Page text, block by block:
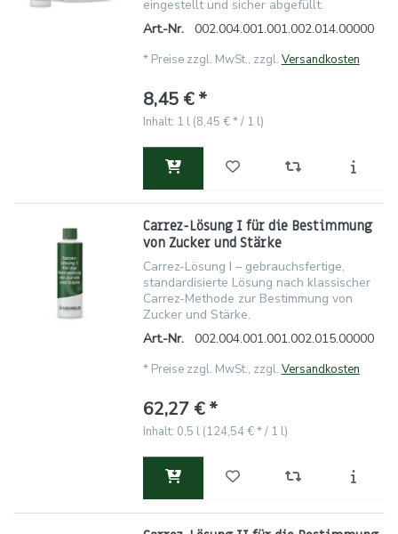
eingestellt und sicher abgefüllt.
Art.-Nr.
002.004.001.001.002.014.00000
* Preise zzgl. MwSt., zzgl. Versandkosten
8,45 € *
Inhalt: 1 l (8,45 € * / 1 l)
Carrez-Lösung I für die Bestimmung
von Zucker und Stärke
Carrez-Lösung I – gebrauchsfertige,
standardisierte Lösung nach klassischer
Carrez-Methode zur Bestimmung von
Zucker und Stärke.
Art.-Nr.
002.004.001.001.002.015.00000
* Preise zzgl. MwSt., zzgl. Versandkosten
62,27 € *
Inhalt: 0,5 l (124,54 € * / 1 l)